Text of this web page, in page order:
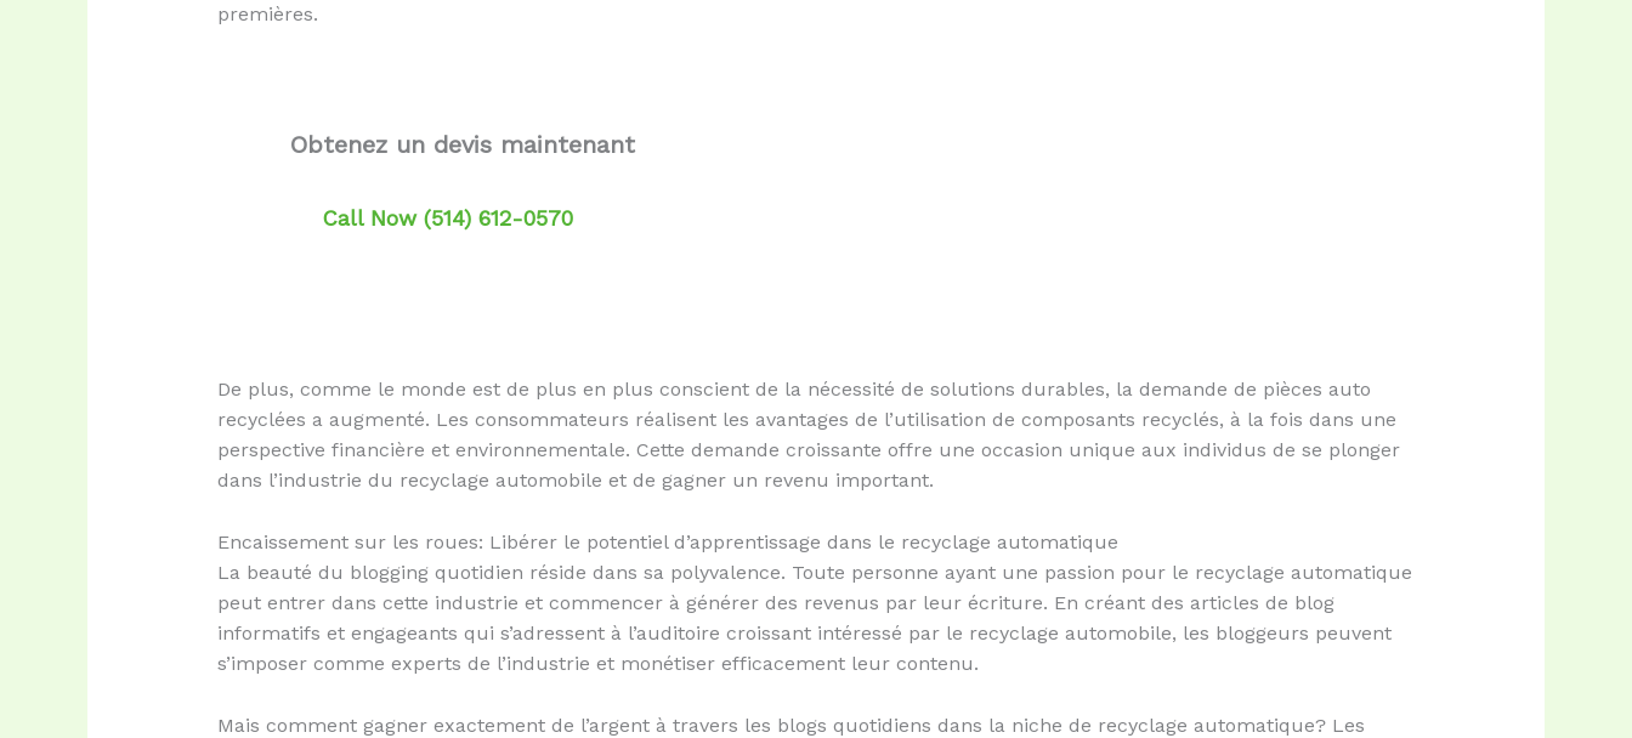
premières.
Obtenez un devis maintenant
Call Now (514) 612-0570
De plus, comme le monde est de plus en plus conscient de la nécessité de solutions durables, la demande de pièces auto
recyclées a augmenté. Les consommateurs réalisent les avantages de l’utilisation de composants recyclés, à la fois dans une
perspective financière et environnementale. Cette demande croissante offre une occasion unique aux individus de se plonger
dans l’industrie du recyclage automobile et de gagner un revenu important.
Encaissement sur les roues: Libérer le potentiel d’apprentissage dans le recyclage automatique
La beauté du blogging quotidien réside dans sa polyvalence. Toute personne ayant une passion pour le recyclage automatique
peut entrer dans cette industrie et commencer à générer des revenus par leur écriture. En créant des articles de blog
informatifs et engageants qui s’adressent à l’auditoire croissant intéressé par le recyclage automobile, les bloggeurs peuvent
s’imposer comme experts de l’industrie et monétiser efficacement leur contenu.
Mais comment gagner exactement de l’argent à travers les blogs quotidiens dans la niche de recyclage automatique? Les